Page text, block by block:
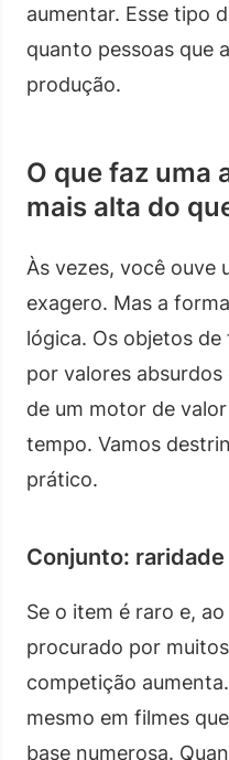
aumentar. Esse tipo
quanto pessoas que
produção.
O que faz uma
mais alta do
Às vezes, você ouve
exagero. Mas a
lógica. Os objetos
por valores
de um motor de
tempo. Vamos
prático.
Conjunto:
Se o item é raro e,
procurado por
competição
mesmo em filmes
base numerosa.